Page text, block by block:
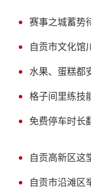
赛事之城蓄势
自贡市文化馆
水果、蛋糕都
格子间里练技
免费停车时长
自贡高新区这
自贡市沿滩区